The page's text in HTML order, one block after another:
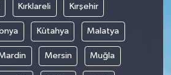
Kırklareli Kırşehir
Kütahya Malatya
Mersin Muğla